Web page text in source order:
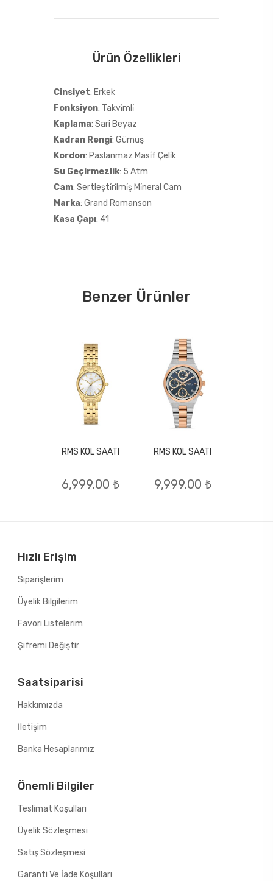
Ürün Özellikleri
Cinsiyet: Erkek
Fonksiyon: Takvi̇mli̇
Kaplama: Sari Beyaz
Kadran Rengi: Gümüş
Kordon: Paslanmaz Masi̇f Çeli̇k
Su Geçirmezlik: 5 Atm
Cam: Sertleşti̇ri̇lmi̇ş Mi̇neral Cam
Marka: Grand Romanson
Kasa Çapı: 41
Benzer Ürünler
RMS KOL SAATI
6,999.00 ₺
RMS KOL SAATI
9,999.00 ₺
Hızlı Erişim
Siparişlerim
Üyelik Bilgilerim
Favori Listelerim
Şifremi Değiştir
Saatsiparisi
Hakkımızda
İletişim
Banka Hesaplarımız
Önemli Bilgiler
Teslimat Koşulları
Üyelik Sözleşmesi
Satış Sözleşmesi
Garanti Ve İade Koşulları